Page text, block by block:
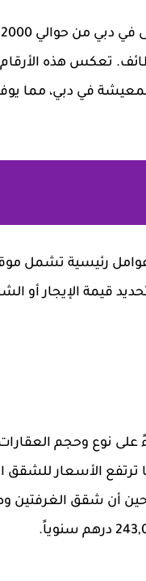
لبعض الوظائف. تعكس هذه
في دبي، مما
رئيسية تشمل
قيمة الإيجار أو
على نوع وحجم
سنوياً، بينما ترتفع